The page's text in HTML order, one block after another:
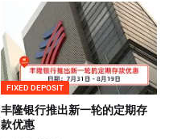
FIXED DEPOSIT
丰隆银行推出新一轮的定期存
款优惠